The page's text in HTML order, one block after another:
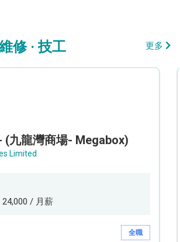
修 · 技工 更多
(九龍灣商場- Megabox)
Limited
24,000 / 月薪
全職